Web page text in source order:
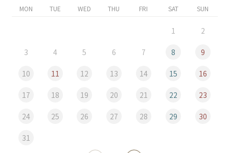
MON TUE WED THU FRI SAT SUN
1 2
3 4 5 6 7 8 9
10 11 12 13 14 15 16
17 18 19 20 21 22 23
24 25 26 27 28 29 30
31